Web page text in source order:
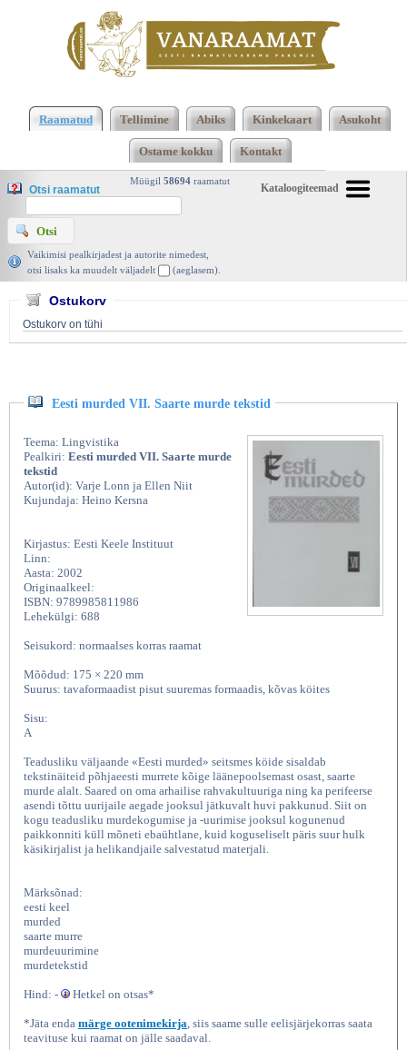
VII. Saarte murde tekstid, Varje Lonn ja Ellen Niit,
Eesti Keele Instituut 2002 | vanaraamat. ee
Raamatud Tellimine Abiks Kinkekaart Asukoht
Ostame kokku Kontakt
Kataloogiteemad
Müügil 58694 raamatut
Otsi raamatut
Vaikimisi pealkirjadest ja autorite nimedest,
otsi lisaks ka muudelt väljadelt
(aeglasem).
Ostukorv
Ostukorv on tühi
Eesti murded VII. Saarte murde tekstid
Teema: Lingvistika
Pealkiri: Eesti murded VII. Saarte murde
tekstid
Autor(id): Varje Lonn ja Ellen Niit
Kujundaja: Heino Kersna
Kirjastus: Eesti Keele Instituut
Linn:
Aasta: 2002
Originaalkeel:
ISBN: 9789985811986
Lehekülgi: 688
Seisukord: normaalses korras raamat
Mõõdud: 175 × 220 mm
Suurus: tavaformaadist pisut suuremas formaadis, kõvas köites
Sisu:
A
Teadusliku väljaande «Eesti murded» seitsmes köide sisaldab
tekstinäiteid põhjaeesti murrete kõige läänepoolsemast osast, saarte
murde alalt. Saared on oma arhailise rahvakultuuriga ning ka perifeerse
asendi tõttu uurijaile aegade jooksul jätkuvalt huvi pakkunud. Siit on
kogu teadusliku murdekogumise ja -uurimise jooksul kogunenud
paikkonniti küll mõneti ebaühtlane, kuid koguseliselt päris suur hulk
käsikirjalist ja helikandjaile salvestatud materjali.
Märksõnad:
eesti keel
murded
saarte murre
murdeuurimine
murdetekstid
Hind: - Hetkel on otsas*
*Jäta enda märge ootenimekirja, siis saame sulle eelisjärjekorras saata
teavituse kui raamat on jälle saadaval.